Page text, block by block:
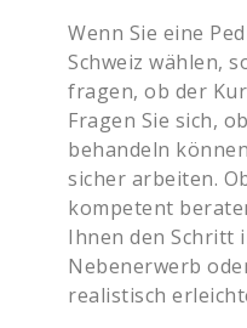
Wenn Sie eine
Schweiz wählen,
fragen, ob der
Fragen Sie sich,
behandeln
sicher arbeiten.
kompetent
Ihnen den Schritt
Nebenerwerb
realistisch